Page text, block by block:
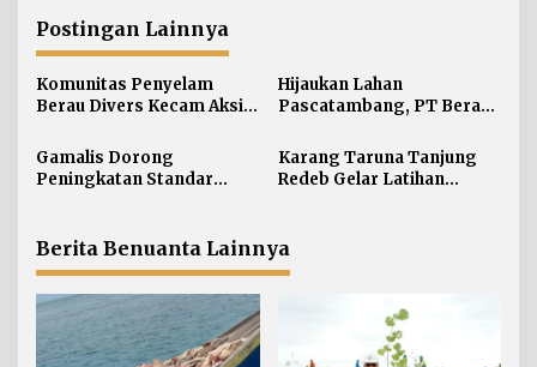
g
a
s
i
o
Postingan Lainnya
Komunitas Penyelam
Berau Divers Kecam Aksi
Hiu Dijadikan Umpan
Pancing
Hijaukan Lahan
Pascatambang, PT Berau
Hektare dengan Tanam 3
Ribu Pohon
Gamalis Dorong
Peningkatan Standar
Karang Taruna Tanjung
Redeb Gelar Latihan
Berita Benuanta Lainnya